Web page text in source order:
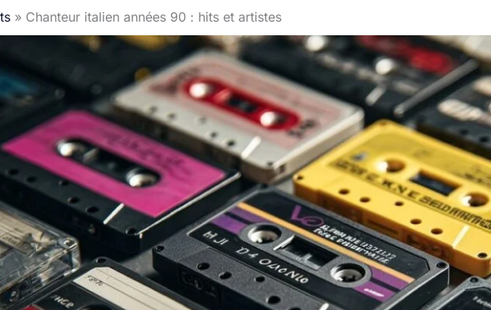
Chanteur italien années 90 : hits et artistes